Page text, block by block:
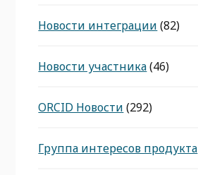
Новости интеграции (82)
Новости участника(46)
ORCID Новости (292)
Группа интересов продукта